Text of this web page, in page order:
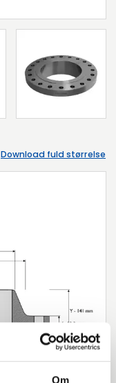
Om
Download fuld størrelse